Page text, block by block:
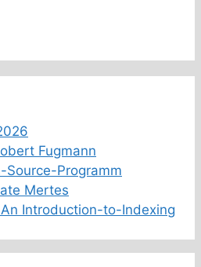
Fugmann
Source-Programm
Mertes
Introduction-to-Indexing